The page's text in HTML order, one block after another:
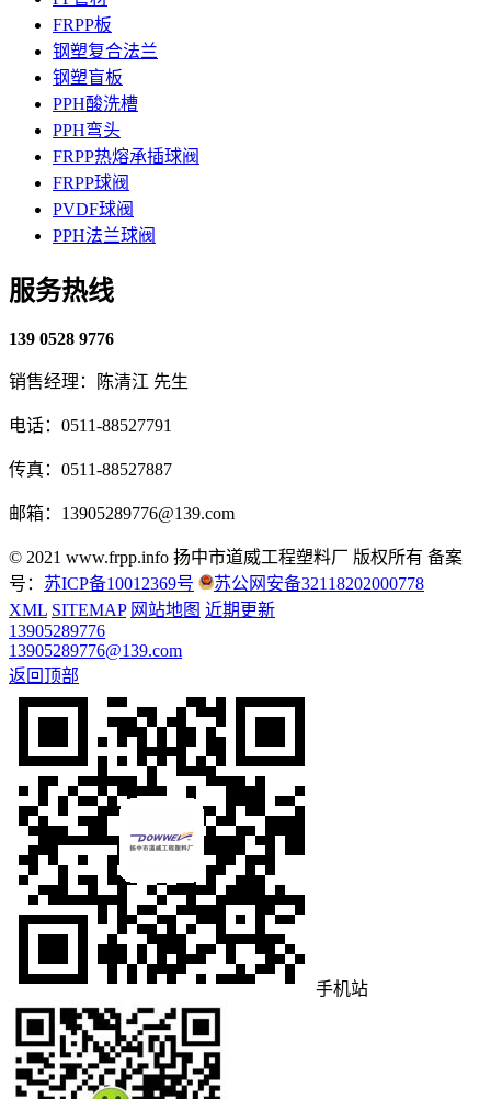
FRPP板
钢塑复合法兰
钢塑盲板
PPH酸洗槽
PPH弯头
FRPP热熔承插球阀
FRPP球阀
PVDF球阀
PPH法兰球阀
服务热线
139 0528 9776
销售经理：陈清江 先生
电话：0511-88527791
传真：0511-88527887
邮箱：13905289776@139.com
© 2021 www.frpp.info 扬中市道威工程塑料厂 版权所有 备案
号： 苏ICP备10012369号
苏公网安备32118202000778
XML SITEMAP 网站地图 近期更新
13905289776
13905289776@139.com
返回顶部
手机站